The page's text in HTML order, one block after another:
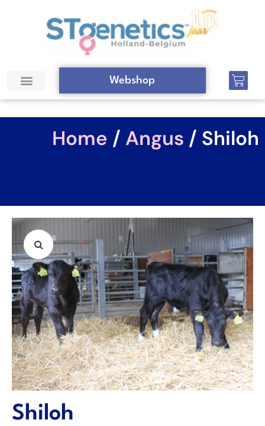
Webshop
Home / Angus / Shiloh
Shiloh